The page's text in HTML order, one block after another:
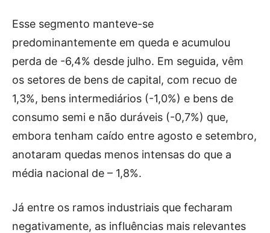
Esse segmento manteve-se
predominantemente em queda e acumulou
perda de -6,4% desde julho. Em seguida, vêm
os setores de bens de capital, com recuo de
1,3%, bens intermediários (-1,0%) e bens de
consumo semi e não duráveis (-0,7%) que,
embora tenham caído entre agosto e setembro,
anotaram quedas menos intensas do que a
média nacional de – 1,8%.
Já entre os ramos industriais que fecharam
negativamente, as influências mais relevantes